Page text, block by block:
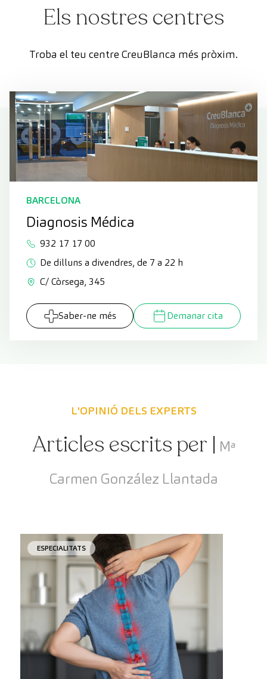
Els nostres centres
Troba el teu centre CreuBlanca més pròxim.
BARCELONA
Diagnosis Médica
932 17 17 00
De dilluns a divendres, de 7 a 22 h
C/ Còrsega, 345
Saber-ne més Demanar cita
L'OPINIÓ DELS EXPERTS
Articles escrits per | Mª
Carmen González Llantada
ESPECIALITATS